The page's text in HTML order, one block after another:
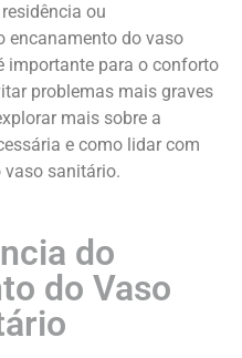
ou
encanamento do vaso
importante para o conforto
problemas mais graves
mais sobre a
e como lidar com
vaso sanitário.
do
do Vaso